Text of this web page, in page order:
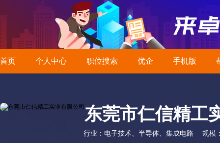
首页 个人中心 职位搜索 优企 手机版
东莞市仁信精工
行业： 电子技术、半导体、集成电路
规模